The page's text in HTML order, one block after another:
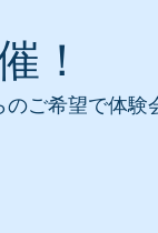
！
ご希望で体験